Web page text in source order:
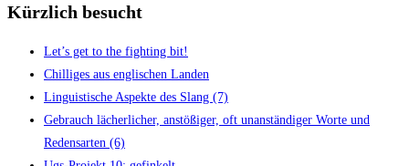
Kürzlich besucht
Let’s get to the fight­ing bit!
Chil­li­ges aus eng­li­schen Landen
Lin­gu­is­ti­sche Aspek­te des Slang (7)
Gebrauch lächer­li­cher, anstö­ßi­ger, oft unan­stän­di­ger Wor­te und
Redens­ar­ten (6)